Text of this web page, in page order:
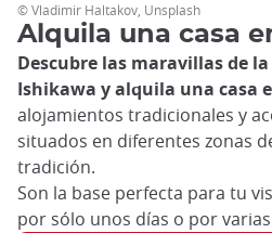
Alquila una casa
Descubre las maravillas de
Ishikawa y alquila una casa
alojamientos tradicionales y
situados en diferentes zonas
tradición.
Son la base perfecta para tu
por sólo unos días o por
© Vladimir Haltakov, Unsplash